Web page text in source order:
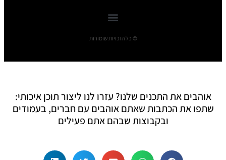
© כל הזכויות שומורות
אוהבים את התכנים שלנו? עזרו לנו ליצור תוכן איכותי:
שתפו את הכתבות שאתם אוהבים עם חברים, בעמודים
ובקבוצות שבהם אתם פעילים